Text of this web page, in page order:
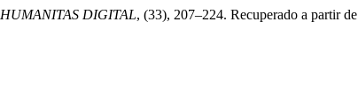
HUMANITAS DIGITAL, (33), 207–224. Recuperado a partir de